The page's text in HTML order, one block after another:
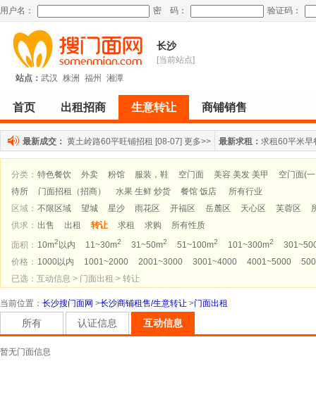
用户名： 密 码： 验证码：
长沙
[当前站点]
站点： 武汉 株洲 福州 湘潭
首页 出租招商 生意转让 商铺销售
最新成交： 黄土岭路60平旺铺招租 [08-07] 更多>> 最新求租： 求租60平米早
分类： 特色餐饮 外卖 粉馆 服装，鞋 空门面 美容 美发 美甲
空门面(
待所
门面招租（招商） 水果 生鲜 炒货 餐馆 饭店
所有行业
区域： 不限区域 望城 星沙 雨花区 开福区 岳麓区 天心区 芙蓉区
供求： 出售 出租 转让 求租 求购
所有性质
面积： 10m2 以内 11~30m2 31~50m2 51~100m2 101~300m2
价格： 1000以内 1001~2000 2001~3000 3001~4000 4001~5000
已选：互动信息 > 门面出租 > 转让
当前位置 ： 长沙搜门面网 >长沙商铺租售/生意转让 >门面出租
所有 认证信息 互动信息
暂无门面信息